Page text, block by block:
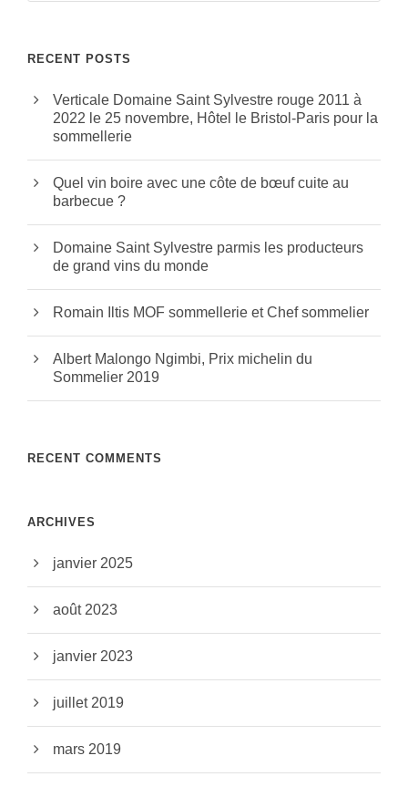
RECENT POSTS
Verticale Domaine Saint Sylvestre rouge 2011 à
2022 le 25 novembre, Hôtel le Bristol-Paris pour la
sommellerie
Quel vin boire avec une côte de bœuf cuite au
barbecue ?
Domaine Saint Sylvestre parmis les producteurs
de grand vins du monde
Romain Iltis MOF sommellerie et Chef sommelier
Albert Malongo Ngimbi, Prix michelin du
Sommelier 2019
RECENT COMMENTS
ARCHIVES
janvier 2025
août 2023
janvier 2023
juillet 2019
mars 2019